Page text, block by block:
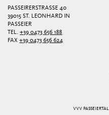
PASSEIRERSTRASSE 40
39015 ST. LEONHARD IN
PASSEIER
TEL.+39 0473 656 188
FAX+39 0473 656 624
VVV PASSEIERTAL